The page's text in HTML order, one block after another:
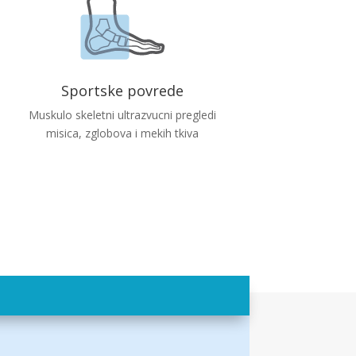
Sportske povrede
Muskulo skeletni ultrazvucni pregledi
misica, zglobova i mekih tkiva